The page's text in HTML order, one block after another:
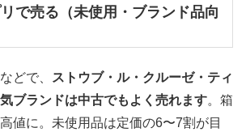
で売る（未使用・ブランド品向
どで、
ストウブ・ル・クルーゼ・ティ
ブランドは中古でもよく売れます。箱
値に。未使用品は定価の6〜7割が目